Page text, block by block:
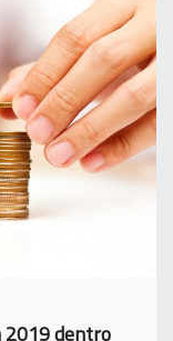
2019 dentro